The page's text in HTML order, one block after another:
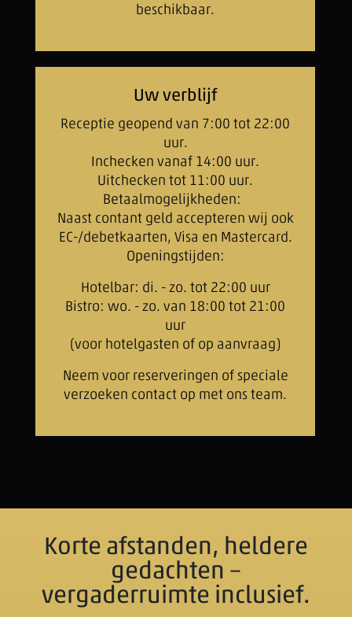
beschikbaar.
Uw verblijf
Receptie geopend van 7:00 tot 22:00
uur.
Inchecken vanaf 14:00 uur.
Uitchecken tot 11:00 uur.
Betaalmogelijkheden:
Naast contant geld accepteren wij ook
EC-/debetkaarten, Visa en Mastercard.
Openingstijden:
Hotelbar: di. - zo. tot 22:00 uur
Bistro: wo. - zo. van 18:00 tot 21:00
uur
(voor hotelgasten of op aanvraag)
Neem voor reserveringen of speciale
verzoeken contact op met ons team.
Korte afstanden, heldere
gedachten –
vergaderruimte inclusief.